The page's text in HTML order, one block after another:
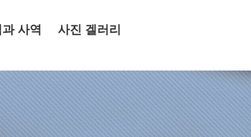
사역 사진 겔러리